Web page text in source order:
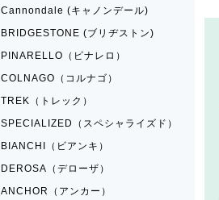
Cannondale (キャノンデール)
BRIDGESTONE (ブリヂストン)
PINARELLO（ピナレロ）
COLNAGO（コルナゴ）
TREK（トレック）
SPECIALIZED（スペシャライズド）
BIANCHI（ビアンキ）
DEROSA（デローザ）
ANCHOR（アンカー）